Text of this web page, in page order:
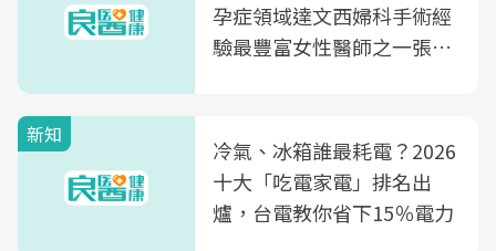
孕症領域達文西婦科手術經
驗最豐富女性醫師之一張永
光田醫院建構360度女性健
康照護生態圈
新知
冷氣、冰箱誰最耗電？2026
十大「吃電家電」排名出
爐，台電教你省下15％電力